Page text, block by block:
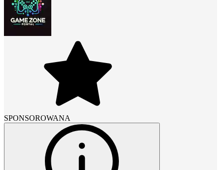
SPONSOROWANA